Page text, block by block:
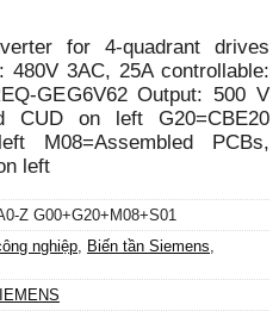
for 4-quadrant drives
3AC, 25A controllable:
GEG6V62 Output: 500 V
CUD on left G20=CBE20
M08=Assembled PCBs,
left
Z G00+G20+M08+S01
nghiệp, Biến tần Siemens,